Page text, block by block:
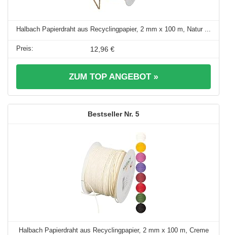
Halbach Papierdraht aus Recyclingpapier, 2 mm x 100 m, Natur ...
12,96 €
ZUM TOP ANGEBOT »
5
Halbach Papierdraht aus Recyclingpapier, 2 mm x 100 m, Creme